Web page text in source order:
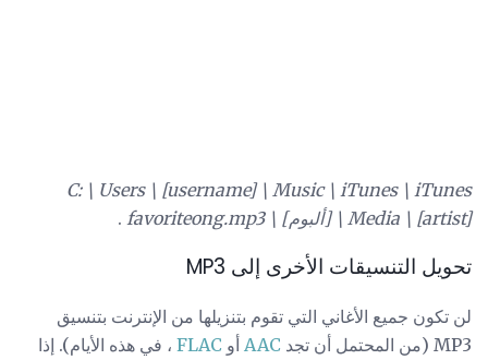
C: \ Users \ [username] \ Music \ iTunes \ iTunes
Media \ [artist] \ [ألبوم] \ favoriteong.mp3
.
تحويل التنسيقات الأخرى إلى MP3
لن تكون جميع الأغاني التي تقوم بتنزيلها من الإنترنت بتنسيق
MP3 (من المحتمل أن تجد
AAC أو FLAC ، في هذه الأيام). إذا